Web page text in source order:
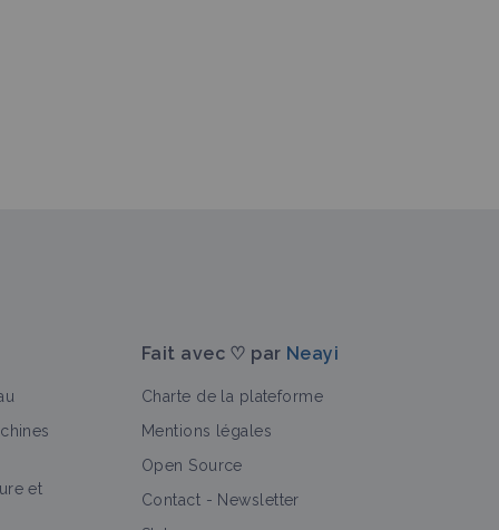
et
Fait avec ♡ par Neayi
Charte de la plateforme
Mentions légales
Open Source
Contact - Newsletter